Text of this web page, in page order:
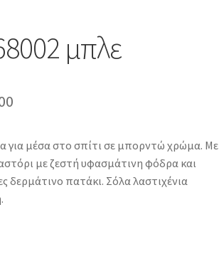
μπλε
Η
τιμή
είναι:
για μέσα στο σπίτι σε μπορντώ χρώμα. Με
με ζεστή υφασμάτινη φόδρα και
δερμάτινο πατάκι. Σόλα λαστιχένια